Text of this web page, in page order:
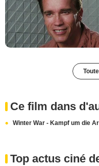
Ce film dans
Winter War - Kampf um die
Top actus ciné